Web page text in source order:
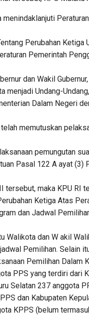
menindaklanjuti
Perubahan Ketiga
Pemerintah
dan Wakil
menjadi Undang-
Dalam Negeri
memutuskan
pemungutan
Pasal 122 A ayat (3)
tersebut, maka KPU RI
Ketiga Atas
dan Jadwal
Walikota dan W akil
Pemilihan. Selain
Pemilihan Dalam
PPS yang terdiri dari
Selatan 237 anggota
dan Kabupaten
KPPS (belum